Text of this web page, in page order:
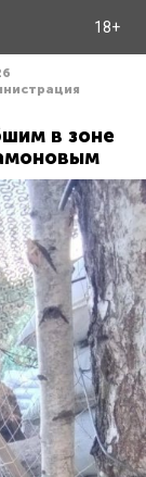
18+
в зоне